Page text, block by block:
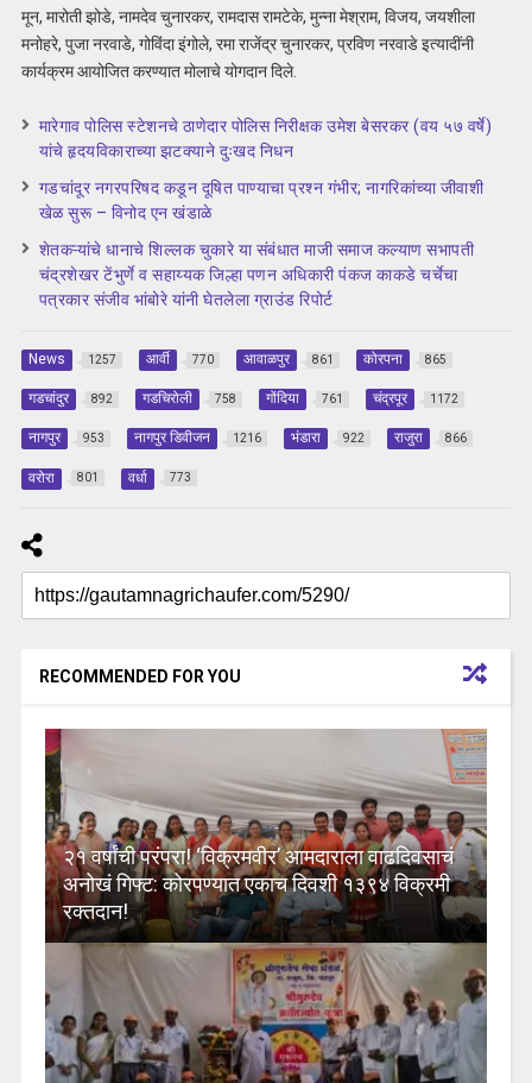
मून, मारोती झोडे, नामदेव चुनारकर, रामदास रामटेके, मुन्ना मेश्राम, विजय, जयशीला
मनोहरे, पुजा नरवाडे, गोविंदा इंगोले, रमा राजेंद्र चुनारकर, प्रविण नरवाडे इत्यादींनी
कार्यक्रम आयोजित करण्यात मोलाचे योगदान दिले.
मारेगाव पोलिस स्टेशनचे ठाणेदार पोलिस निरीक्षक उमेश बेसरकर (वय ५७ वर्षे)
यांचे हृदयविकाराच्या झटक्याने दुःखद निधन
गडचांदूर नगरपरिषद कडून दूषित पाण्याचा प्रश्‍न गंभीर; नागरिकांच्या जीवाशी
खेळ सुरू – विनोद एन खंडाळे
शेतकऱ्यांचे धानाचे शिल्लक चुकारे या संबंधात माजी समाज कल्याण सभापती
चंद्रशेखर टेंभुर्णे व सहाय्यक जिल्हा पणन अधिकारी पंकज काकडे चर्चेचा
पत्रकार संजीव भांबोरे यांनी घेतलेला ग्राउंड रिपोर्ट
News 1257 आर्वी 770 आवाळपुर 861 कोरपना 865
गडचांदुर 892 गडचिरोली 758 गोंदिया 761 चंद्रपूर 1172
नागपुर 953 नागपुर डिवीजन 1216 भंडारा 922 राजुरा 866
वरोरा 801 वर्धा 773
RECOMMENDED FOR YOU
२१ वर्षांची परंपरा! ‘विक्रमवीर’ आमदाराला वाढदिवसाचं
अनोखं गिफ्ट: कोरपण्यात एकाच दिवशी १३९४ विक्रमी
रक्तदान!